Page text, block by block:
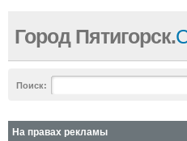
Город Пятигорск.
Поиск:
На правах рекламы